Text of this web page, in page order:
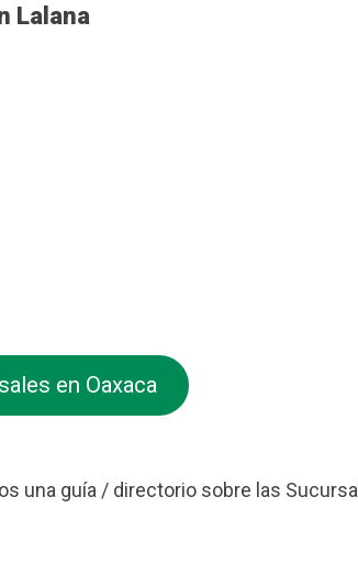
Lalana
en Oaxaca
una guía / directorio sobre las